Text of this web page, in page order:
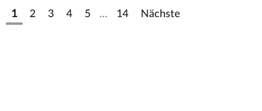
1 2 3 4 5 … 14 Nächste